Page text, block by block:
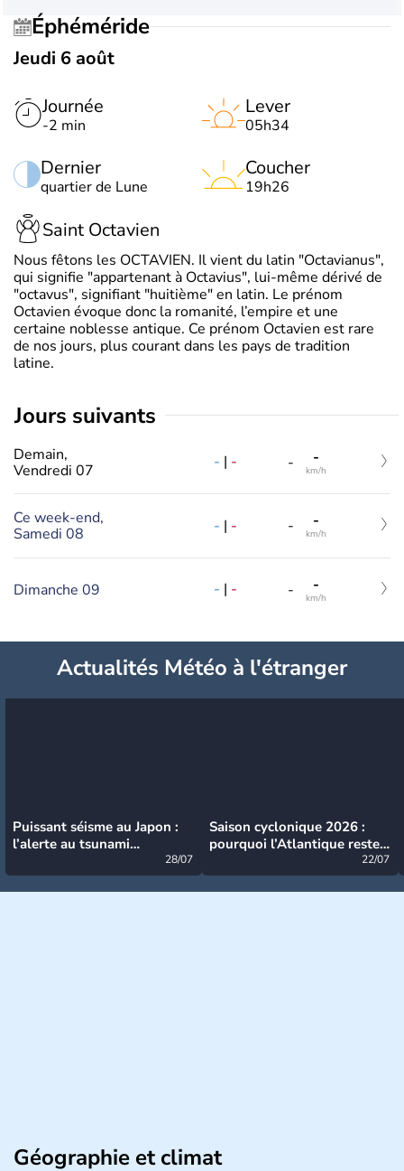
Éphéméride
Jeudi 6 août
Journée
-2 min
Dernier
quartier de Lune
Lever
05h34
Coucher
19h26
Saint Octavien
Nous fêtons les OCTAVIEN. Il vient du latin "Octavianus",
qui signifie "appartenant à Octavius", lui-même dérivé de
"octavus", signifiant "huitième" en latin. Le prénom
Octavien évoque donc la romanité, l’empire et une
certaine noblesse antique. Ce prénom Octavien est rare
de nos jours, plus courant dans les pays de tradition
latine.
jours suivants
Demain,
Vendredi 07
- | - - -
km/h
Ce week-end,
Samedi 08
- | - - -
km/h
Dimanche 09 - | - - -
km/h
Actualités Météo à l'étranger
Puissant séisme au Japon :
l’alerte au tsunami
28/07
Saison cyclonique 2026 :
pourquoi l’Atlantique reste
22/07
Géographie et climat